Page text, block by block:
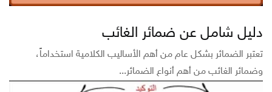
دليل شامل عن ضمائر الغائب
تعتبر الضمائر بشكل عام من أهم الأساليب الكلامية استخداماً،
وضمائر الغائب من أهم أنواع الضمائر...